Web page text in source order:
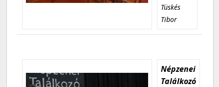
Tüskés
Tibor
Népzenei
Találkozó